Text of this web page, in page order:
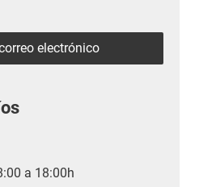
electrónico
a 18:00h